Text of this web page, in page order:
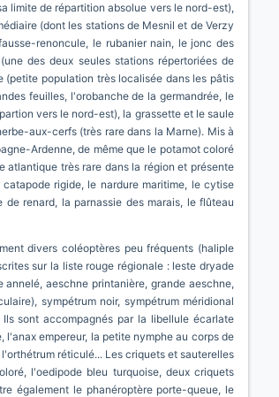
limite de répartition absolue vers le nord-est),
(dont les stations de Mesnil et de Verzy
renoncule, le rubanier nain, le jonc des
des deux seules stations répertoriées de
population très localisée dans les pâtis
feuilles, l'orobanche de la germandrée, le
vers le nord-est), la grassette et le saule
aux-cerfs (très rare dans la Marne). Mis à
Ardenne, de même que le potamot coloré
atlantique très rare dans la région et présente
rigide, le nardure maritime, le cytise
renard, la parnassie des marais, le flûteau
divers coléoptères peu fréquents (haliple
sur la liste rouge régionale : leste dryade
aeschne printanière, grande aeschne,
sympétrum noir, sympétrum méridional
sont accompagnés par la libellule écarlate
empereur, la petite nymphe au corps de
réticulé... Les criquets et sauterelles
l'oedipode bleu turquoise, deux criquets
également le phanéroptère porte-queue, le